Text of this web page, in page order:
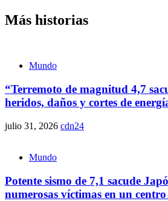
Más historias
Mundo
“Terremoto de magnitud 4,7
heridos, daños y cortes de
julio 31, 2026 cdn24
Mundo
Potente sismo de 7,1 sacude
numerosas víctimas en un